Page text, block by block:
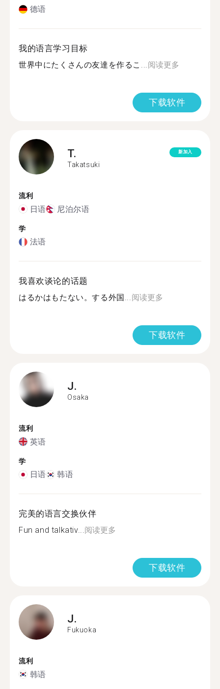
德语
我的语言学习目标
世界中にたくさんの友達を作るこ...阅读更多
下载软件
T.
Takatsuki
新加入
流利
日语 尼泊尔语
学
法语
我喜欢谈论的话题
はるかはもたない。する外国...阅读更多
下载软件
J.
Osaka
流利
英语
学
日语 韩语
完美的语言交换伙伴
Fun and talkativ...阅读更多
下载软件
J.
Fukuoka
流利
韩语